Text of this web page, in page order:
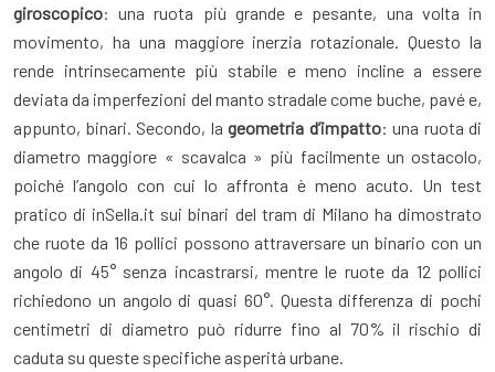
giroscopico: una ruota più grande e pesante, una volta in
movimento, ha una maggiore inerzia rotazionale. Questo la
rende intrinsecamente più stabile e meno incline a essere
deviata da imperfezioni del manto stradale come buche, pavé e,
appunto, binari. Secondo, la geometria d’impatto: una ruota di
diametro maggiore « scavalca » più facilmente un ostacolo,
poiché l’angolo con cui lo affronta è meno acuto. Un test
pratico di inSella.it sui binari del tram di Milano ha dimostrato
che ruote da 16 pollici possono attraversare un binario con un
angolo di 45° senza incastrarsi, mentre le ruote da 12 pollici
richiedono un angolo di quasi 60°. Questa differenza di pochi
centimetri di diametro può ridurre fino al 70% il rischio di
caduta su queste specifiche asperità urbane.